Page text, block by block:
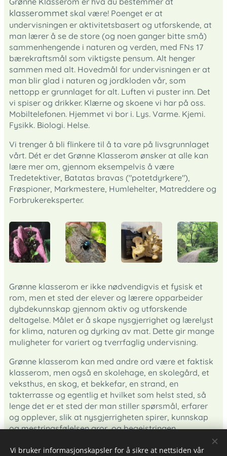
klasserommet skal være! Poenget er at
undervisningen er aktivitetsbasert og utforskende, at
man lærer å se de store (og noen ganger bitte små)
sammenhengende i naturen og verden, med FNs 17
bærekraftsmål som viktigste pensum. Alt henger
sammen med alt. Hovedmål for undervisningen er at
man blir glad i naturen og jordkloden vår, som
nettopp er grunnlaget for alt. Luften vi puster inn. Det
vi spiser og drikker. Klærne og skoene vi har på oss.
Mobiltelefonen. Hjemmet vi bor i. Lys. Varme. Kjemi.
Fysikk. Biologi. Helse.
Vi trenger å bli flinkere til å ta vare på livsgrunnlaget
vårt. Dét er det Grønne Klasserom ønsker at alle kan
lære mer om, gjennom eksempelvis å være
Tredetektiver, Batatas bravas ("potetdyrkere"),
Frøspioner, Markmestere, Humlehelter, Matreddere og
Forbrukereksperter.
Grønne klasserom er ikke nødvendigvis et fysisk et
rom, men et sted der elever og lærere opparbeider
dybdekunnskap gjennom aktiv og utforskende
deltagelse. Målet er å skape nysgjerrighet og lærelyst
for klima, naturen og dyrking av mat. Dette gir mange
muligheter for variert og tverrfaglig undervisning.
Grønne klasserom kan med andre ord være et faktisk
klasserom, men også en skolehage, en skolegård, et
veksthus, en skog, et bekkefar, en strand, en
takterrasse og egentlig et hvilket som helst sted, så
lenge det er et sted der man stiller spørsmål, erfarer
og opplever, slik at nysgjerrigheten spirer, kunnskap
og mestringsfølelsen gror, og begeistringen,
respekten og kjærligheten til naturen slår dype røtter!
Vi bruker informasjonskapsler for å sikre at nettsiden vår